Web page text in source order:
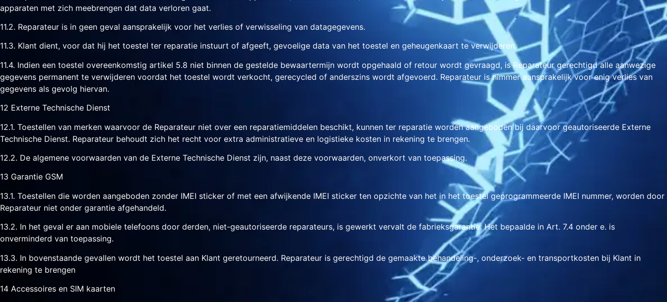
apparaten met zich meebrengen dat data verloren gaat.
11.2. Reparateur is in geen geval aansprakelijk voor het verlies of verwisseling van datagegevens.
11.3. Klant dient, voor dat hij het toestel ter reparatie instuurt of afgeeft, gevoelige data van het toestel en geheugenkaart te verwijderen.
11.4. Indien een toestel overeenkomstig artikel 5.8 niet binnen de gestelde bewaartermijn wordt opgehaald of retour wordt gevraagd, is Reparateur gerechtigd alle aanwezige
gegevens permanent te verwijderen voordat het toestel wordt verkocht, gerecycled of anderszins wordt afgevoerd. Reparateur is nimmer aansprakelijk voor enig verlies van
gegevens als gevolg hiervan.
12 Externe Technische Dienst
12.1. Toestellen van merken waarvoor de Reparateur niet over een reparatiemiddelen beschikt, kunnen ter reparatie worden aangeboden bij daarvoor geautoriseerde Externe
Technische Dienst. Reparateur behoudt zich het recht voor extra administratieve en logistieke kosten in rekening te brengen.
12.2. De algemene voorwaarden van de Externe Technische Dienst zijn, naast deze voorwaarden, onverkort van toepassing.
13 Garantie GSM
13.1. Toestellen die worden aangeboden zonder IMEI sticker of met een afwijkende IMEI sticker ten opzichte van het in het toestel geprogrammeerde IMEI nummer, worden door
Reparateur niet onder garantie afgehandeld.
13.2. In het geval er aan mobiele telefoons door derden, niet-geautoriseerde reparateurs, is gewerkt vervalt de fabrieksgarantie. Het bepaalde in Art. 7.4 onder e. is
onverminderd van toepassing.
13.3. In bovenstaande gevallen wordt het toestel aan Klant geretourneerd. Reparateur is gerechtigd de gemaakte behandeling-, onderzoek- en transportkosten bij Klant in
rekening te brengen
14 Accessoires en SIM kaarten